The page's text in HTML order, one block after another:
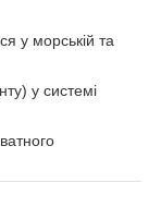
у морській та
у системі